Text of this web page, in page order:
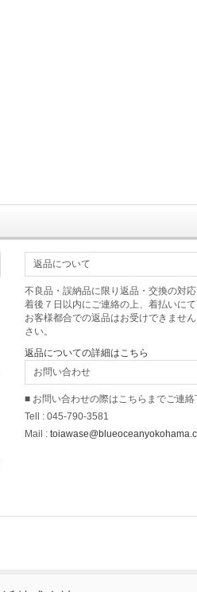
返品について
不良品・誤納品に限り返品・交換の対
着後７日以内にご連絡の上、着払いにて
お客様都合での返品はお受けできませ
さい。
返品についての詳細はこちら
お問い合わせ
■ お問い合わせの際はこちらまでご連絡
Tell : 045-790-3581
Mail :